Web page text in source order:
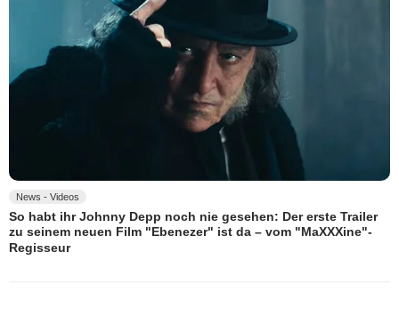
News - Videos
So habt ihr Johnny Depp noch nie gesehen: Der erste Trailer
zu seinem neuen Film "Ebenezer" ist da – vom "MaXXXine"-
Regisseur